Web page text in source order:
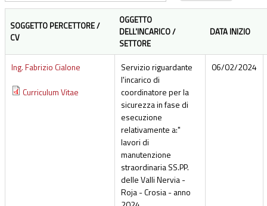
SOGGETTO PERCETTORE /
CV
OGGETTO
DELL'INCARICO /
SETTORE
DATA INIZIO
Ing. Fabrizio Cialone
Curriculum Vitae
Servizio riguardante
l'incarico di
coordinatore per la
sicurezza in fase di
esecuzione
relativamente a:"
lavori di
manutenzione
straordinaria SS.PP.
delle Valli Nervia -
Roja - Crosia - anno
06/02/2024